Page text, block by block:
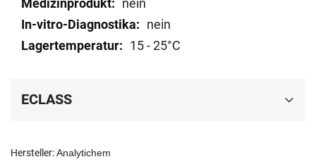
Hersteller:Analytichem
nein
nein
15 - 25°C
ECLASS